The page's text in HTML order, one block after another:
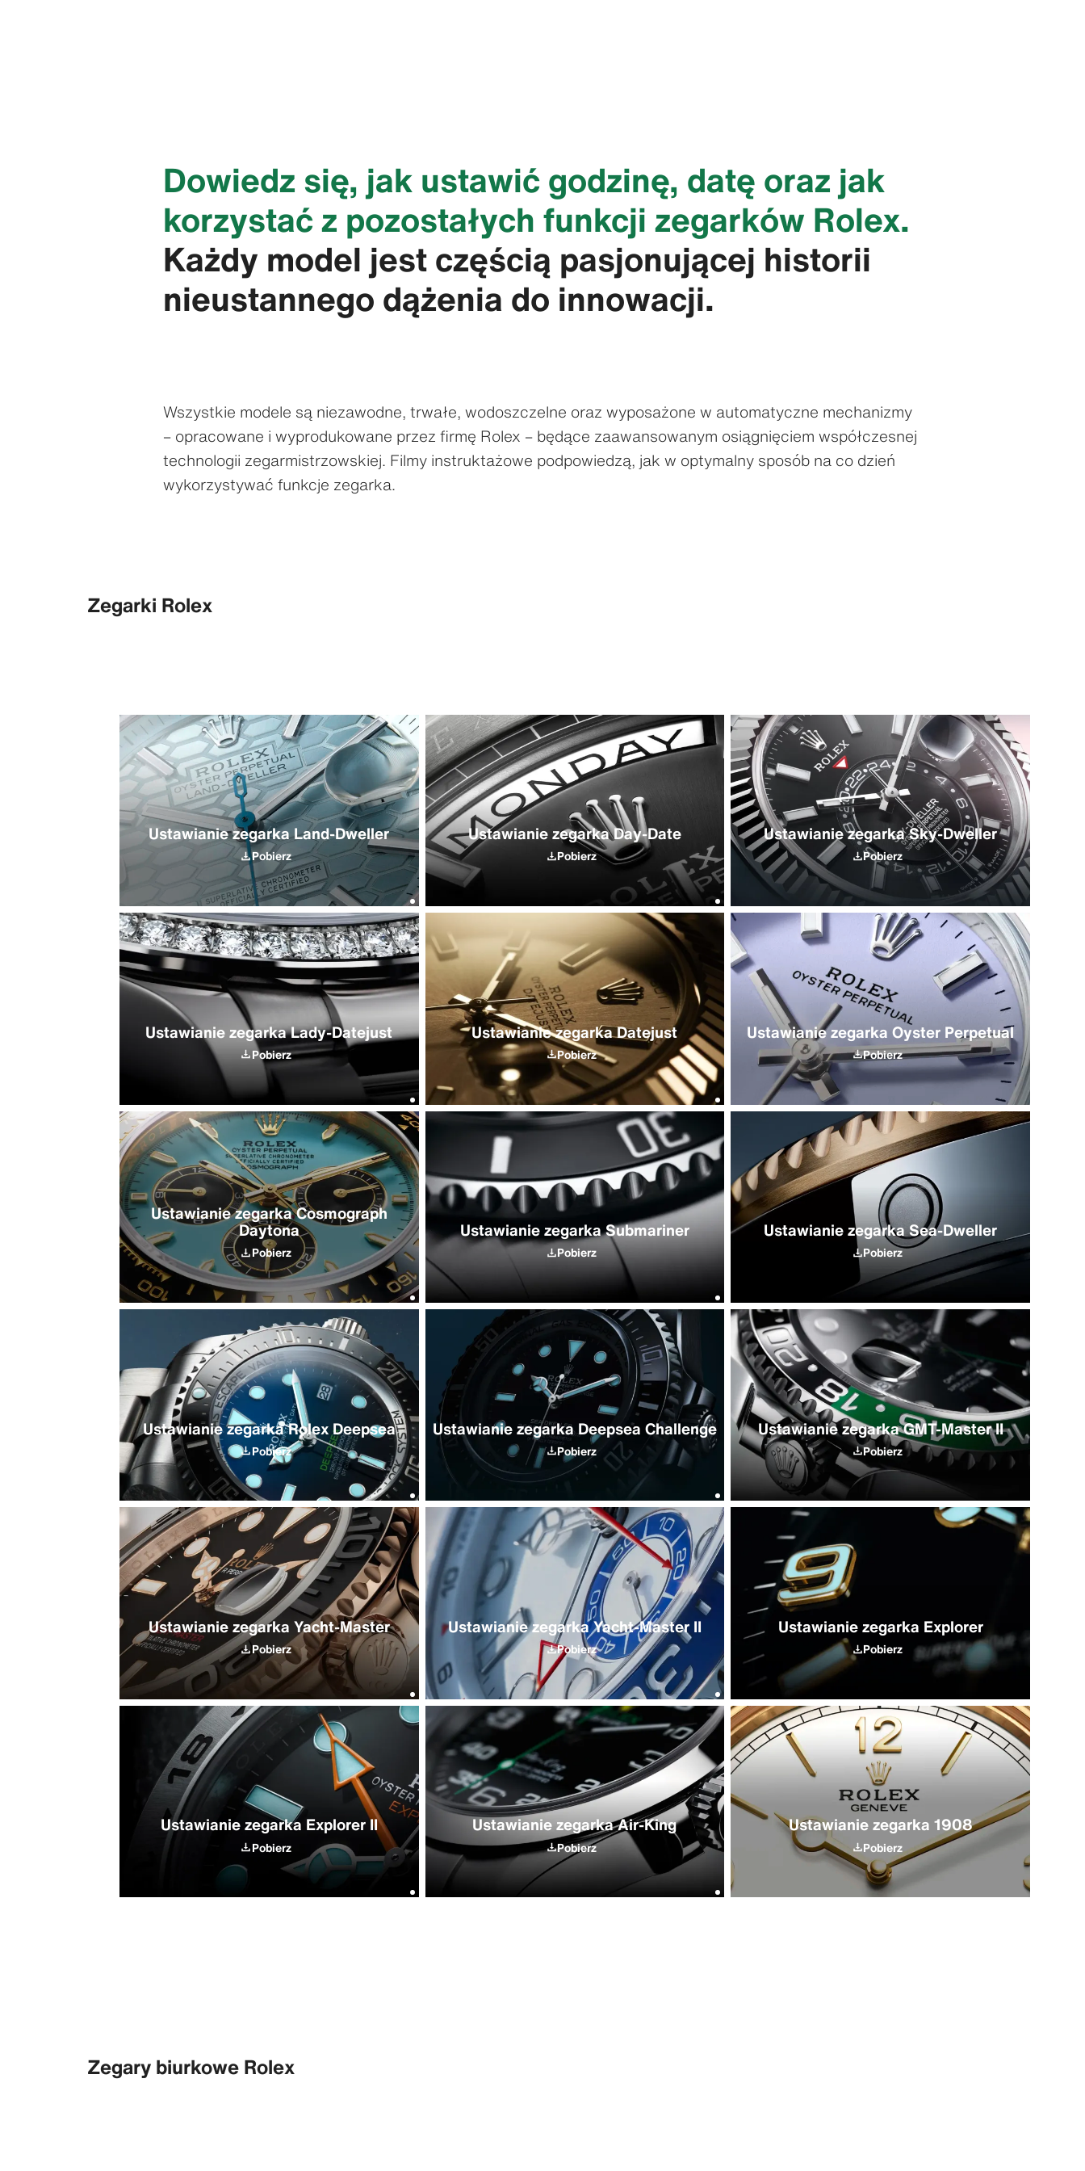
Dowiedz się, jak ustawić godzinę, datę oraz jak
korzystać z pozostałych funkcji zegarków Rolex.
Każdy model jest częścią pasjonującej historii
nieustannego dążenia do innowacji.
Wszystkie modele są niezawodne, trwałe, wodoszczelne oraz wyposażone w automatyczne mechanizmy
– opracowane i wyprodukowane przez firmę Rolex – będące zaawansowanym osiągnięciem współczesnej
technologii zegarmistrzowskiej. Filmy instruktażowe podpowiedzą, jak w optymalny sposób na co dzień
wykorzystywać funkcje zegarka.
Zegarki Rolex
Ustawianie zegarka Land-Dweller
Pobierz
Ustawianie zegarka Day-Date
Pobierz
Ustawianie zegarka Sky-Dweller
Pobierz
Ustawianie zegarka Lady-Datejust
Pobierz
Ustawianie zegarka Datejust
Pobierz
Ustawianie zegarka Oyster Perpetual
Pobierz
Ustawianie zegarka Cosmograph
Daytona
Pobierz
Ustawianie zegarka Submariner
Pobierz
Ustawianie zegarka Sea-Dweller
Pobierz
Ustawianie zegarka Rolex Deepsea
Pobierz
Ustawianie zegarka Deepsea Challenge
Pobierz
Ustawianie zegarka GMT-Master II
Pobierz
Ustawianie zegarka Yacht-Master
Pobierz
Ustawianie zegarka Yacht-Master II
Pobierz
Ustawianie zegarka Explorer
Pobierz
Ustawianie zegarka Explorer II
Pobierz
Ustawianie zegarka Air-King
Pobierz
Ustawianie zegarka 1908
Pobierz
Zegary biurkowe Rolex